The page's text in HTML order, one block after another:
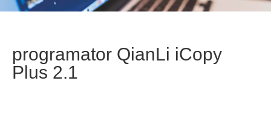
programator QianLi iCopy
Plus 2.1